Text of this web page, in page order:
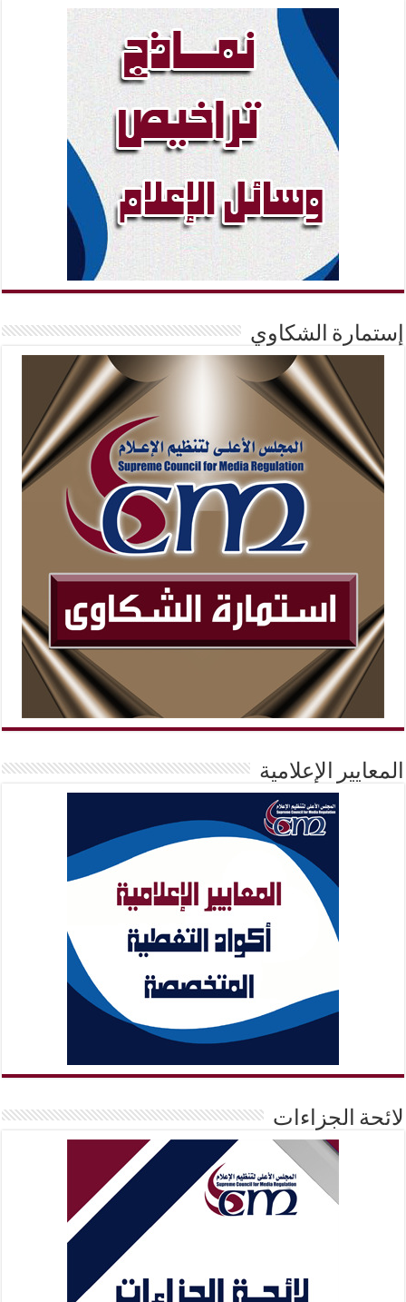
إستمارة الشكاوي
المعايير الإعلامية
لائحة الجزاءات